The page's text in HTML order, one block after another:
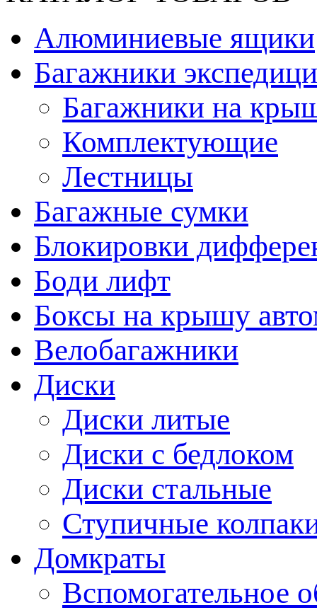
Алюминиевые ящики
Багажники
Багажники на
Комплектующие
Лестницы
Багажные сумки
Блокировки
Боди лифт
Боксы на крышу
Велобагажники
Диски
Диски литые
Диски с бедлоком
Диски стальные
Ступичные
Домкраты
Вспомогательное